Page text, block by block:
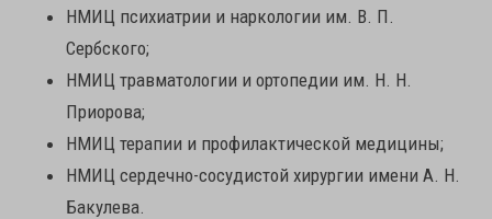
НМИЦ психиатрии и наркологии им. В. П.
Сербского;
НМИЦ травматологии и ортопедии им. Н. Н.
Приорова;
НМИЦ терапии и профилактической медицины;
НМИЦ сердечно-сосудистой хирургии имени А. Н.
Бакулева.